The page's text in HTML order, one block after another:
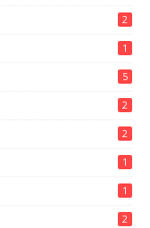
2
1
5
2
2
1
1
2